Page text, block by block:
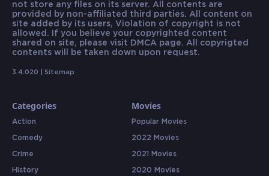
not store any files on its server. All contents are
provided by non-affiliated third parties. All content on
site added by its users, Violation of copyright is not
allowed. If you believe your copyrighted content
shared on site, please visit DMCA page. All copyrigted
contents will be taken down upon request.
3.4.020 | Sitemap
Categories
Action
Comedy
Crime
History
Movies
Popular Movies
2022 Movies
2021 Movies
2020 Movies